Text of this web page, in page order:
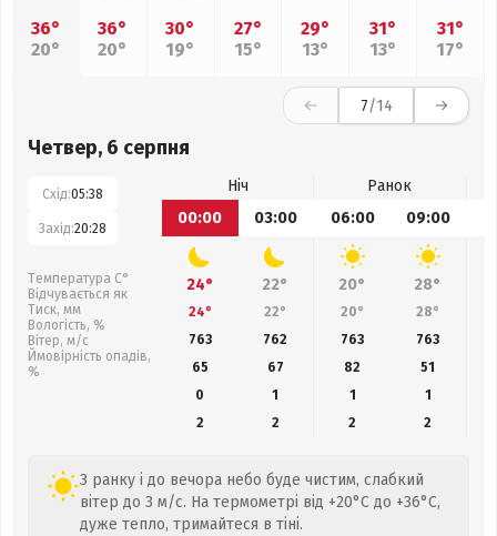
36°
20°
36°
20°
30°
19°
27°
15°
29°
13°
31°
13°
31°
17°
7/14
Четвер, 6 серпня
Схід:05:38
Захід:20:28
Температура С°
Відчувається як
Тиск, мм
Вологість, %
Вітер, м/с
Ймовірність опадів,
%
Ніч
Ранок
00:00
03:00 06:00 09:00
24° 22° 20° 28°
24° 22° 20° 28°
763
762 763 763
65
67 82
51
0
1 1
1
2
2 2 2
З ранку і до вечора небо буде чистим, слабкий
вітер до 3 м/с. На термометрі від +20°C до +36°C,
дуже тепло, тримайтеся в тіні.